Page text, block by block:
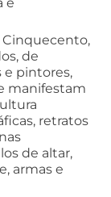
Cinquecento,
de
e pintores,
manifestam
retratos
de altar,
armas e